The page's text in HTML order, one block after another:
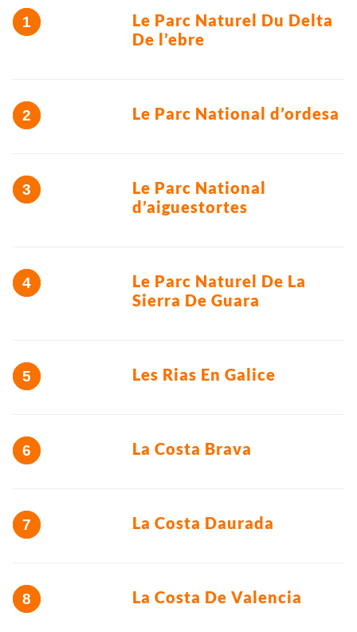
Le Parc Naturel Du Delta
De l’ebre
Le Parc National d’ordesa
Le Parc National
d’aiguestortes
Le Parc Naturel De La
Sierra De Guara
Les Rias En Galice
La Costa Brava
La Costa Daurada
La Costa De Valencia